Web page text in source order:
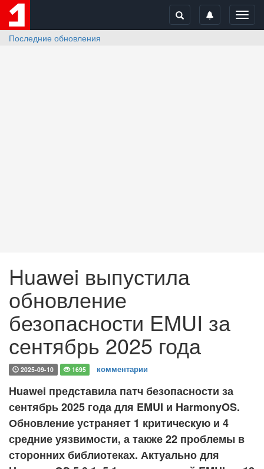
Последние обновления
Huawei выпустила
обновление
безопасности EMUI за
сентябрь 2025 года
2025-09-10 1695 комментарии
Huawei представила патч безопасности за
сентябрь 2025 года для EMUI и HarmonyOS.
Обновление устраняет 1 критическую и 4
средние уязвимости, а также 22 проблемы в
сторонних библиотеках. Актуально для